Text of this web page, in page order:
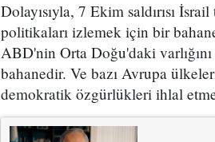
Dolayısıyla, 7 Ekim saldırısı
politikaları izlemek için bir
ABD'nin Orta Doğu'daki
bahanedir. Ve bazı Avrupa
demokratik özgürlükleri ihlal